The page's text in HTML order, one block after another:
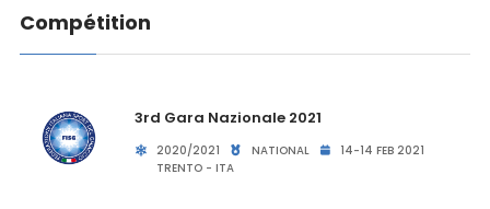
Compétition
3rd Gara Nazionale 2021
2020/2021 NATIONAL
14-14 FEB 2021
TRENTO - ITA